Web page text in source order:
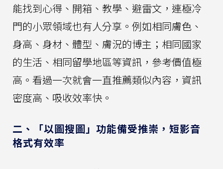
能找到心得、開箱、教學、避雷文，連極冷
門的小眾領域也有人分享。例如相同膚色、
身高、身材、體型、膚況的博主；相同國家
的生活、相同留學地區等資訊，參考價值極
高。看過一次就會一直推薦類似內容，資訊
密度高、吸收效率快。
二、「以圖搜圖」功能備受推崇，短影音
格式有效率